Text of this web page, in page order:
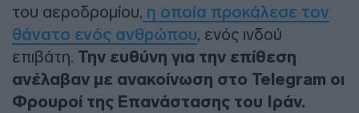
του αεροδρομίου, η οποία προκάλεσε τον
θάνατο ενός ανθρώπου, ενός ινδού
επιβάτη. Την ευθύνη για την επίθεση
ανέλαβαν με ανακοίνωση στο Telegram οι
Φρουροί της Επανάστασης του Ιράν.